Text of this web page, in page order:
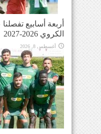
أربعة أسابيع
الكروي 2026-2027
أغسطس 8, 2026